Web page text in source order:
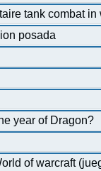
tank combat in
posada
year of Dragon?
of warcraft